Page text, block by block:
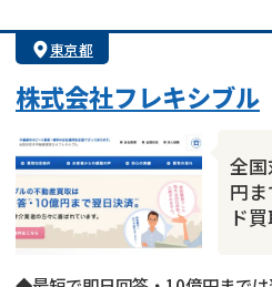
東京都
株式会社フレキシブル
全
円
ド